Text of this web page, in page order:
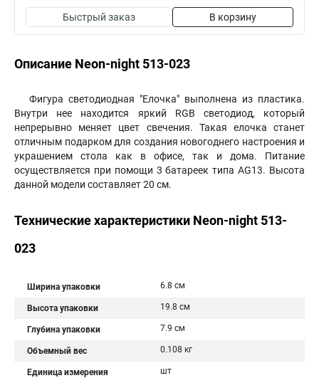
Быстрый заказ В корзину
Описание Neon-night 513-023
Фигура светодиодная "Елочка" выполнена из пластика.
Внутри нее находится яркий RGB светодиод, который
непрерывно меняет цвет свечения. Такая елочка станет
отличным подарком для создания новогоднего настроения и
украшением стола как в офисе, так и дома. Питание
осуществляется при помощи 3 батареек типа AG13. Высота
данной модели составляет 20 см.
Технические характеристики Neon-night 513-
023
Ширина упаковки 6.8 см
Высота упаковки 19.8 см
Глубина упаковки 7.9 см
Объемный вес 0.108 кг
Единица измерения шт